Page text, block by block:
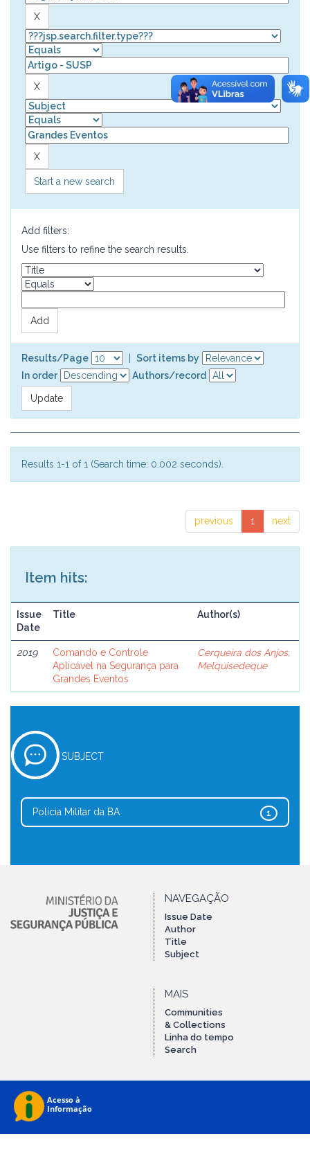
Start a new search
Add filters:
Use filters to refine the search results.
Results/Page
Sort items by
In order
Authors/record
Results 1-1 of 1 (Search time: 0.002 seconds).
previous 1 next
Item hits:
Issue
Date
Title Author(s)
2019
Comando e Controle
Aplicável na Segurança para
Grandes Eventos
Cerqueira dos Anjos,
Melquisedeque
SUBJECT
1
Polícia Militar da BA
NAVEGAÇÃO
Issue Date
Author
Title
Subject
MAIS
Communities
& Collections
Linha do tempo
Search